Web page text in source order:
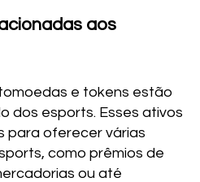
aos
e tokens estão
dos esports. Esses ativos
para oferecer várias
como prêmios de
ou até